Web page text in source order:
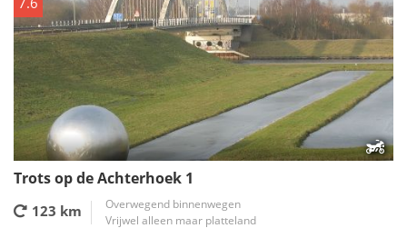
Trots op de Achterhoek 1
123 km
Overwegend binnenwegen
Vrijwel alleen maar platteland